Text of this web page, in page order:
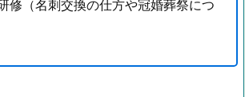
修（名刺交換の仕方や冠婚葬祭につ